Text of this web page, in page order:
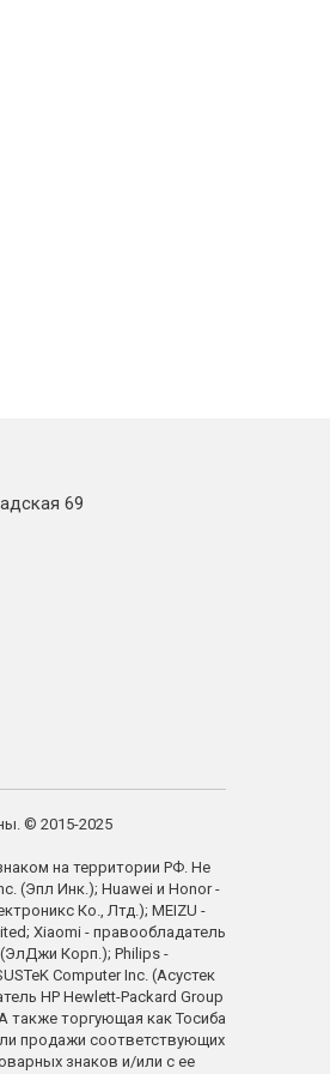
69
© 2015-2025
на территории РФ. Не
(Эпл Инк.); Huawei и Honor -
Ко., Лтд.); MEIZU -
Xiaomi - правообладатель
(ЭлДжи Корп.); Philips -
Computer Inc. (Асустек
HP Hewlett-Packard Group
также торгующая как Тосиба
продажи соответствующих
знаков и/или с ее